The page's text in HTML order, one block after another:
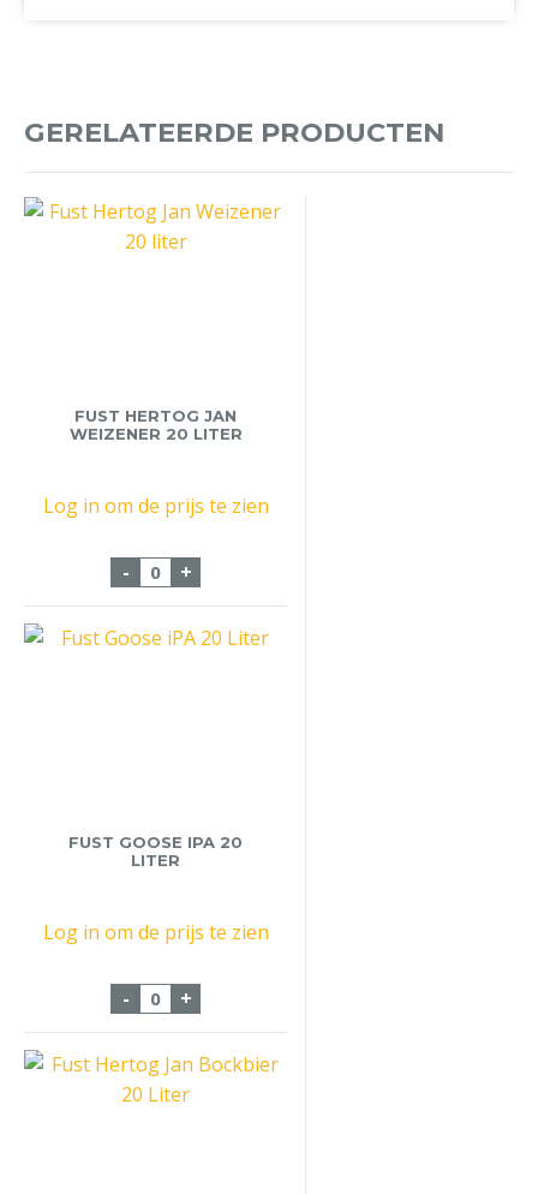
GERELATEERDE PRODUCTEN
FUST HERTOG JAN
WEIZENER 20 LITER
Log in om de prijs te zien
- Fust Hertog Jan Weizener 20 liter aantal
+
FUST GOOSE IPA 20
LITER
Log in om de prijs te zien
- Fust Goose iPA 20 Liter aantal
+